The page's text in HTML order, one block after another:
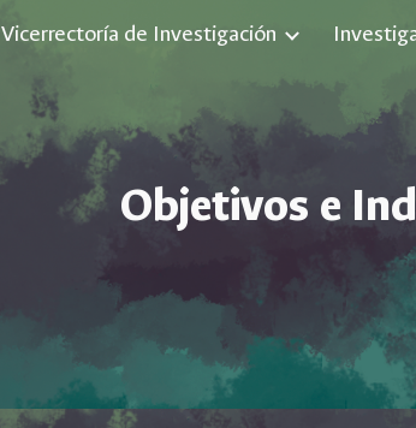
Skip to main content
Vicerrectoría de Investigación
Objetivos e